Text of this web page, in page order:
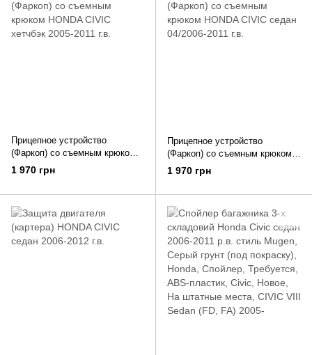
Прицепное устройство
(Фаркоп) со съемным крюком
HONDA CIVIC хетчбэк 2005-
2011 г.в.
1 970 грн
Прицепное устройство
(Фаркоп) со съемным крюком
HONDA CIVIC седан 04/2006-
2011 г.в.
1 970 грн